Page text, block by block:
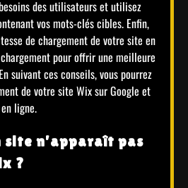
des utilisateurs et utilisez
vos mots-clés cibles. Enfin,
de chargement de votre site en
pour offrir une meilleure
suivant ces conseils, vous pourrez
de votre site Wix sur Google et
ligne.
site n’apparaît pas
?